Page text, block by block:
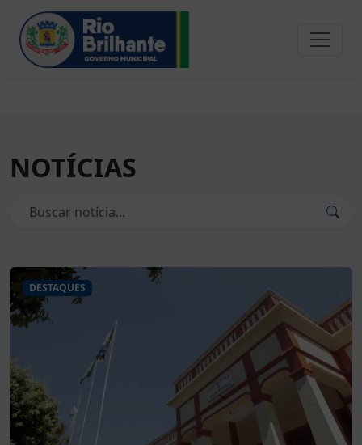
NOTÍCIAS
DESTAQUES